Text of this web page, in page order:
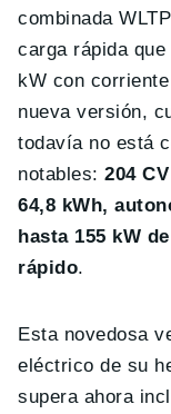
combinada
carga rápida
kW con
nueva versión,
todavía no está
notables:204
64,8 kWh,
hasta 155 kW
rápido.
Esta novedosa
eléctrico de su
supera ahora